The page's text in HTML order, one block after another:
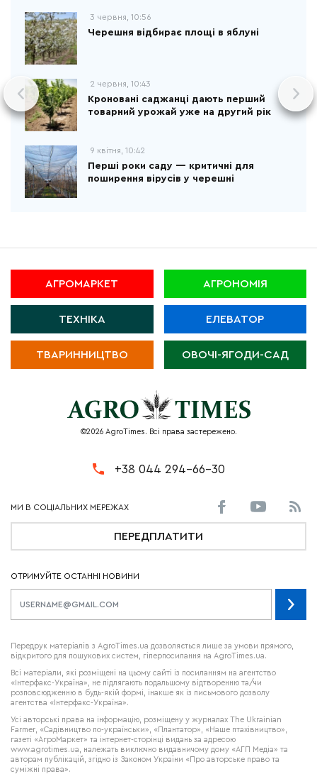
3 червня, 10:56
Черешня відбирає площі в яблуні
2 червня, 10:43
Кроновані саджанці дають перший
товарний урожай уже на другий рік
9 квітня, 10:42
Перші роки саду — критичні для
поширення вірусів у черешні
АГРОМАРКЕТ АГРОНОМІЯ
ТЕХНІКА ЕЛЕВАТОР
ТВАРИННИЦТВО ОВОЧІ-ЯГОДИ-САД
©2026 AgroTimes. Всі права застережено.
+38 044 294-66-30
ПЕРЕДПЛАТИТИ
ОТРИМУЙТЕ ОСТАННІ НОВИНИ
Передрук матеріалів з AgroTimes.ua дозволяється лише за умови прямого,
відкритого для пошукових систем, гіперпосилання на AgroTimes.ua.
Всі матеріали, які розміщені на цьому сайті із посиланням на агентство
«Інтерфакс-Україна», не підлягають подальшому відтворенню та/чи
розповсюдженню в будь-якій формі, інакше як із письмового дозволу
агентства «Інтерфакс-Україна».
Усі авторські права на інформацію, розміщену у журналах The Ukrainian
Farmer, «Садівництво по-українськи», «Плантатор», «Наше птахівництво»,
газеті «АгроМаркет» та інтернет-сторінці видань за адресою
www.agrotimes.ua, належать виключно видавничому дому «АГП Медіа» та
авторам публікацій, згідно із Законом України «Про авторське право та
суміжні права».